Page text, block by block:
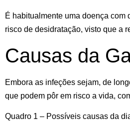
É habitualmente uma doença com
risco de desidratação, visto que a
Causas da
Embora as infeções sejam, de
que podem pôr em risco a vida,
Quadro 1 – Possíveis causas da